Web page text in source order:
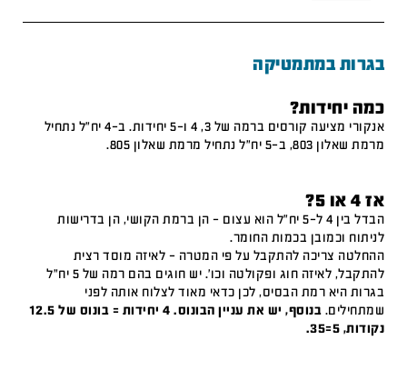
בגרות במתמטיקה
כמה יחידות?
אנקורי מציעה קורסים ברמה של 3, 4 ו-5 יחידות. ב-4 יח"ל נתחיל
מרמת שאלון 803, ב-5 יח"ל נתחיל מרמת שאלון 805.
אז 4 או 5?
הבדל בין 4 ל-5 יח"ל הוא עצום – הן ברמת הקושי, הן בדרישות
לניתוח וכמובן בכמות החומר.
ההחלטה צריכה להתקבל על פי המטרה – לאיזה מוסד רצית
להתקבל, לאיזה חוג ופקולטה וכו'. יש חוגים בהם רמה של 5 יח"ל
בגרות היא רמת הבסיס, לכן כדאי מאוד לצלוח אותה לפני
שמתחילים.
בנוסף, יש את עניין הבונוס. 4 יחידות = בונוס של 12.5
נקודות, 5=35.